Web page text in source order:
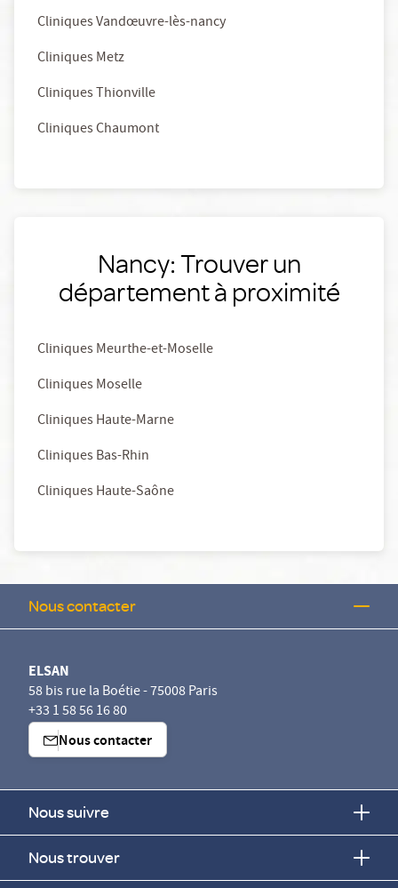
Cliniques Vandœuvre-lès-nancy
Cliniques Metz
Cliniques Thionville
Cliniques Chaumont
Nancy: Trouver un
département à proximité
Cliniques Meurthe-et-Moselle
Cliniques Moselle
Cliniques Haute-Marne
Cliniques Bas-Rhin
Cliniques Haute-Saône
Nous contacter
ELSAN
58 bis rue la Boétie - 75008 Paris
+33 1 58 56 16 80
Nous contacter
Nous suivre
Nous trouver